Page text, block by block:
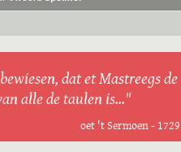
dat et Mastreegs de
alle de taulen is..."
oet 't Sermoen - 1729